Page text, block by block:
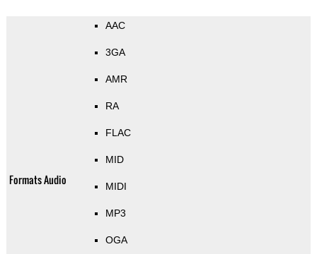
Formats Audio
AAC
3GA
AMR
RA
FLAC
MID
MIDI
MP3
OGA